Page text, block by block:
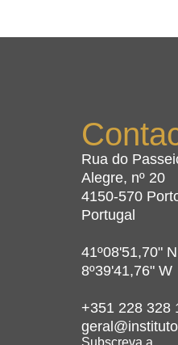
Rua do
Alegre, nº 20
4150-570
Portugal
41º08'51,70" N
8º39'41,76" W
+351 228 328
Subscreva a